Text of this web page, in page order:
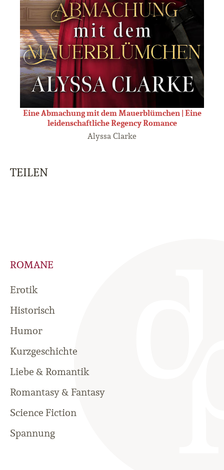
Eine Abmachung mit dem Mauerblümchen | Eine
leidenschaftliche Regency Romance
Alyssa Clarke
TEILEN
ROMANE
Erotik
Historisch
Humor
Kurzgeschichte
Liebe & Romantik
Romantasy & Fantasy
Science Fiction
Spannung